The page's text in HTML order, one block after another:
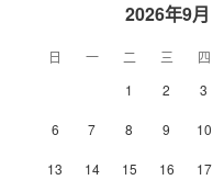
2026年9月
日 一 二 三
四
1
2 3
6 7 8 9 10
13 14 15 16 17
空調